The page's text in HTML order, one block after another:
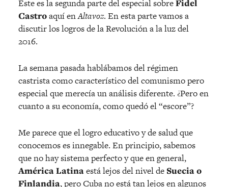
Este es la segunda parte del especial sobreFidel
Castroaquí enAltavoz. En esta parte vamos a
discutir los logros de la Revolución a la luz del
2016.
La semana pasada hablábamos del régimen
castrista como característico del comunismo pero
especial que merecía un análisis diferente. ¿Pero en
cuanto a su economía, como quedó el “escore”?
Me parece que el logro educativo y de salud que
conocemos es innegable. En principio, sabemos
que no hay sistema perfecto y que en general,
América Latinaestá lejos del nivel de Suecia o
Finlandia, pero Cuba no está tan lejos en algunos